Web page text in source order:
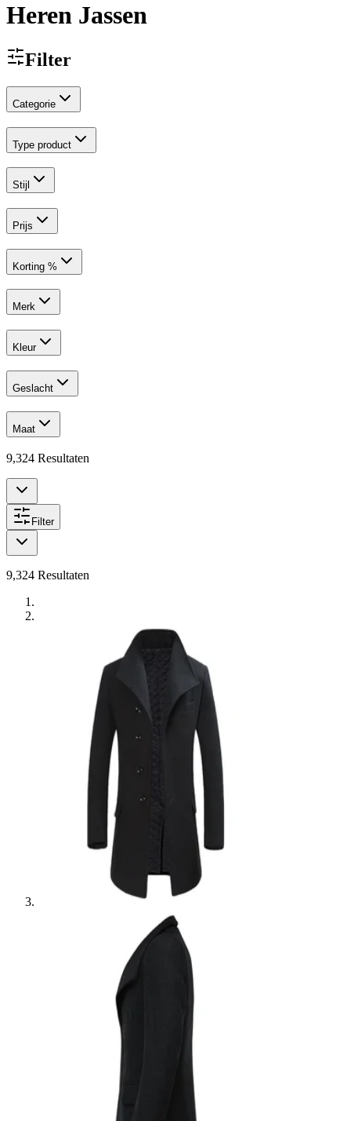
Heren Jassen
Filter
Categorie
Type product
Stijl
Prijs
Korting %
Merk
Kleur
Geslacht
Maat
9,324 Resultaten
Filter
9,324 Resultaten